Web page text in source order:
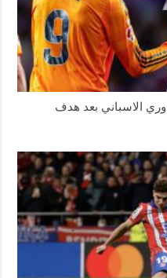
الاسباني بعد هدف